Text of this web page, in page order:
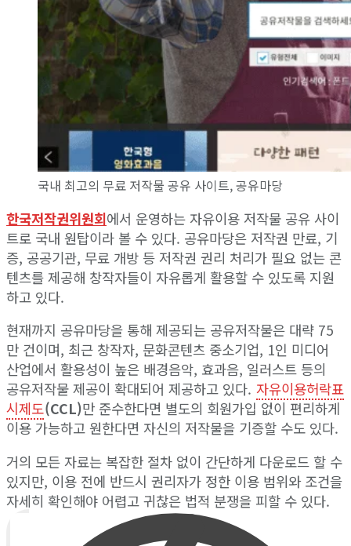
국내 최고의 무료 저작물 공유 사이트, 공유마당
한국저작권위원회에서 운영하는 자유이용 저작물 공유 사이
트로 국내 원탑이라 볼 수 있다. 공유마당은 저작권 만료, 기
증, 공공기관, 무료 개방 등 저작권 권리 처리가 필요 없는 콘
텐츠를 제공해 창작자들이 자유롭게 활용할 수 있도록 지원
하고 있다.
현재까지 공유마당을 통해 제공되는 공유저작물은 대략 75
만 건이며, 최근 창작자, 문화콘텐츠 중소기업, 1인 미디어
산업에서 활용성이 높은 배경음악, 효과음, 일러스트 등의
공유저작물 제공이 확대되어 제공하고 있다. 자유이용허락표
시제도(CCL)만 준수한다면 별도의 회원가입 없이 편리하게
이용 가능하고 원한다면 자신의 저작물을 기증할 수도 있다.
거의 모든 자료는 복잡한 절차 없이 간단하게 다운로드 할 수
있지만, 이용 전에 반드시 권리자가 정한 이용 범위와 조건을
자세히 확인해야 어렵고 귀찮은 법적 분쟁을 피할 수 있다.